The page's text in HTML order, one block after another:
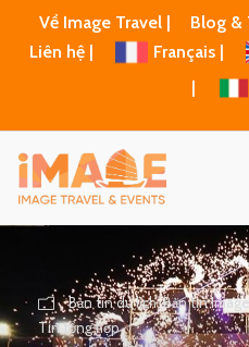
Về Image Travel | Blog &
Liên hệ |
Français |
Bản tin du lịch,Bản tin Image
Tin tổng hợp